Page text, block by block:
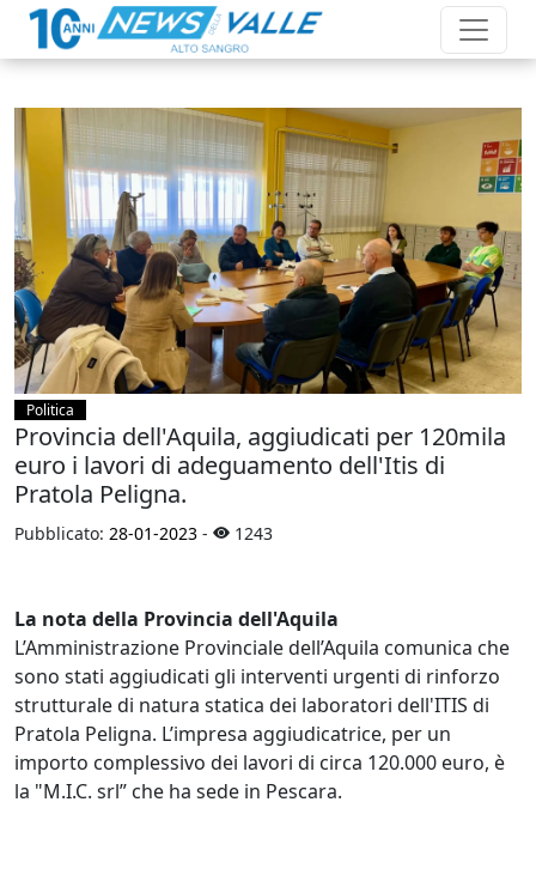
Politica
Provincia dell'Aquila, aggiudicati per 120mila
euro i lavori di adeguamento dell'Itis di
Pratola Peligna.
Pubblicato: 28-01-2023 - 1243
La nota della Provincia dell'Aquila
L’Amministrazione Provinciale dell’Aquila comunica che
sono stati aggiudicati gli interventi urgenti di rinforzo
strutturale di natura statica dei laboratori dell'ITIS di
Pratola Peligna. L’impresa aggiudicatrice, per un
importo complessivo dei lavori di circa 120.000 euro, è
la "M.I.C. srl” che ha sede in Pescara.